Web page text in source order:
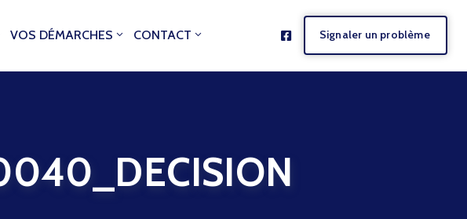
VOS DÉMARCHES CONTACT Signaler un problème